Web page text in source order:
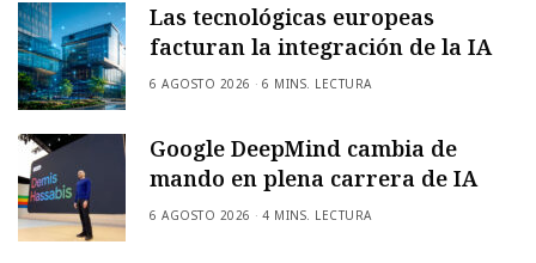
Las tecnológicas europeas
facturan la integración de la IA
6 AGOSTO 2026 6 MINS. LECTURA
Google DeepMind cambia de
mando en plena carrera de IA
6 AGOSTO 2026 4 MINS. LECTURA